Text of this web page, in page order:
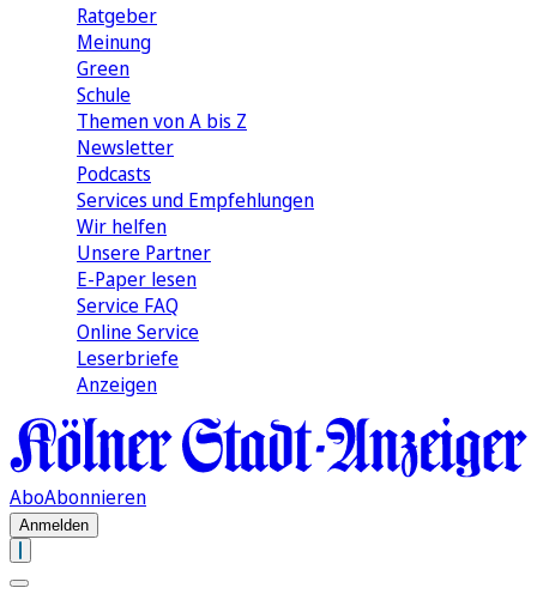
Ratgeber
Meinung
Green
Schule
Themen von A bis Z
Newsletter
Podcasts
Services und Empfehlungen
Wir helfen
Unsere Partner
E-Paper lesen
Service FAQ
Online Service
Leserbriefe
Anzeigen
AboAbonnieren
Anmelden